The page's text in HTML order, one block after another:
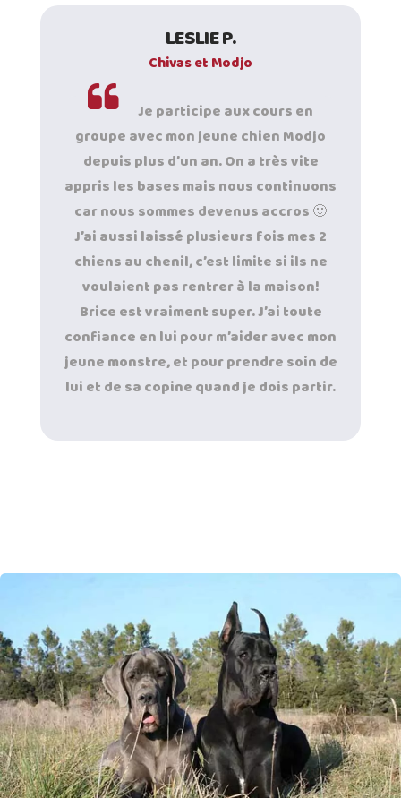
LESLIE P.
Chivas et Modjo
Je participe aux cours en
groupe avec mon jeune chien Modjo
depuis plus d’un an. On a très vite
appris les bases mais nous continuons
car nous sommes devenus accros 🙂
J’ai aussi laissé plusieurs fois mes 2
chiens au chenil, c’est limite si ils ne
voulaient pas rentrer à la maison!
Brice est vraiment super. J’ai toute
confiance en lui pour m’aider avec mon
jeune monstre, et pour prendre soin de
lui et de sa copine quand je dois partir.